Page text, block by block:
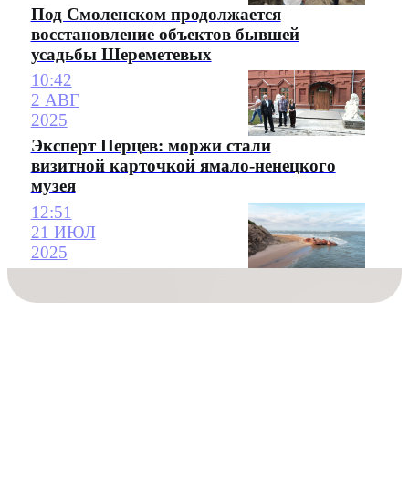
Под Смоленском продолжается
восстановление объектов бывшей
усадьбы Шереметевых
10:42
2 АВГ
2025
Эксперт Перцев: моржи стали
визитной карточкой ямало-ненецкого
музея
12:51
21 ИЮЛ
2025